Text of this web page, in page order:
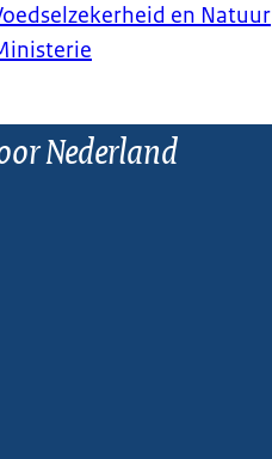
en Natuur
Nederland